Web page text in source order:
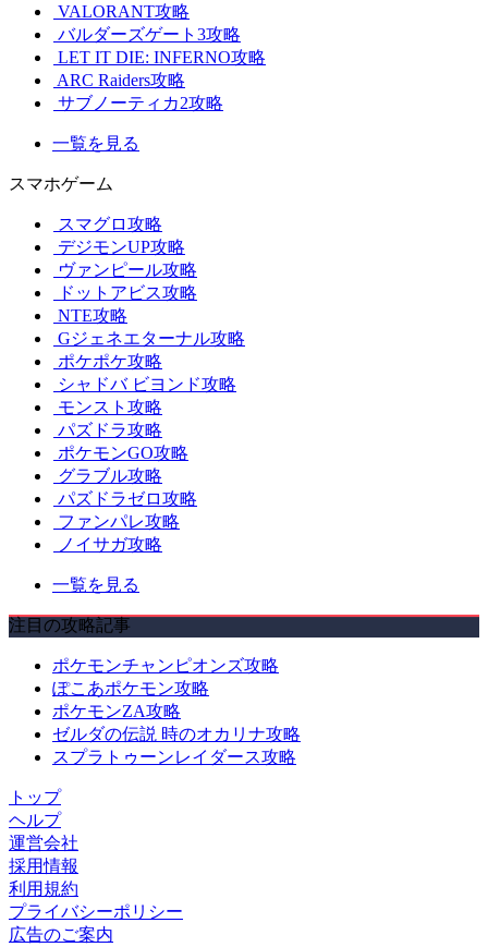
VALORANT攻略
バルダーズゲート3攻略
LET IT DIE: INFERNO攻略
ARC Raiders攻略
サブノーティカ2攻略
一覧を見る
スマホゲーム
スマグロ攻略
デジモンUP攻略
ヴァンピール攻略
ドットアビス攻略
NTE攻略
Gジェネエターナル攻略
ポケポケ攻略
シャドバ ビヨンド攻略
モンスト攻略
パズドラ攻略
ポケモンGO攻略
グラブル攻略
パズドラゼロ攻略
ファンパレ攻略
ノイサガ攻略
一覧を見る
注目の攻略記事
ポケモンチャンピオンズ攻略
ぽこあポケモン攻略
ポケモンZA攻略
ゼルダの伝説 時のオカリナ攻略
スプラトゥーンレイダース攻略
トップ
ヘルプ
運営会社
採用情報
利用規約
プライバシーポリシー
広告のご案内